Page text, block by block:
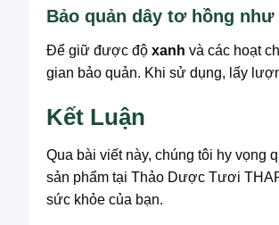
Bảo quản dây tơ hồng
Để giữ được độ xanh và các hoạt
gian bảo quản. Khi sử dụng, lấy
Kết Luận
Qua bài viết này, chúng tôi hy vọng
sản phẩm tại Thảo Dược Tươi
sức khỏe của bạn.